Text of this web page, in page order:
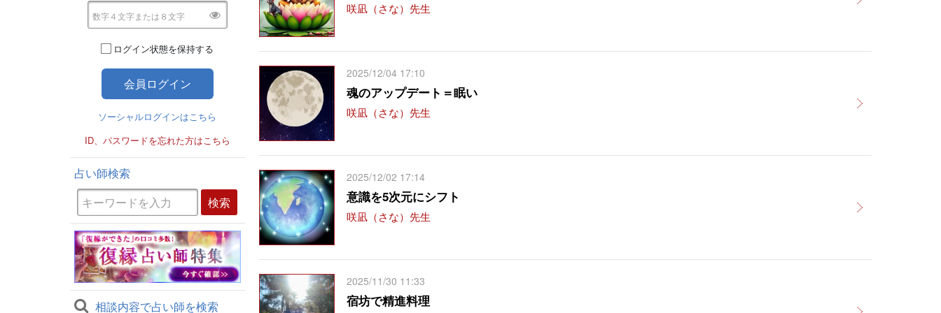
ログイン状態を保持する
ソーシャルログインはこちら
ID、パスワードを忘れた方はこちら
占い師検索
相談内容で占い師を検索
咲凪（さな）先生
2025/12/04 17:10
魂のアップデート＝眠い
咲凪（さな）先生
2025/12/02 17:14
意識を5次元にシフト
咲凪（さな）先生
2025/11/30 11:33
宿坊で精進料理